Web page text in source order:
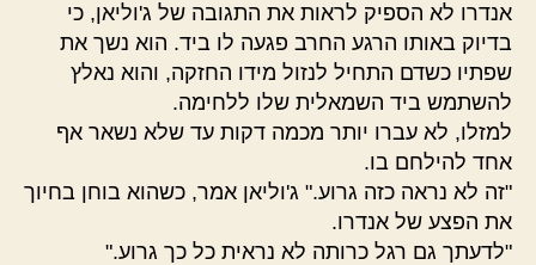
אנדרו לא הספיק לראות את התגובה של ג'וליאן, כי
בדיוק באותו הרגע החרב פגעה לו ביד. הוא נשך את
שפתיו כשדם התחיל לנזול מידו החזקה, והוא נאלץ
להשתמש ביד השמאלית שלו ללחימה.
למזלו, לא עברו יותר מכמה דקות עד שלא נשאר אף
אחד להילחם בו.
"זה לא נראה כזה גרוע." ג'וליאן אמר, כשהוא בוחן בחיוך
את הפצע של אנדרו.
"לדעתך גם רגל כרותה לא נראית כל כך גרוע."